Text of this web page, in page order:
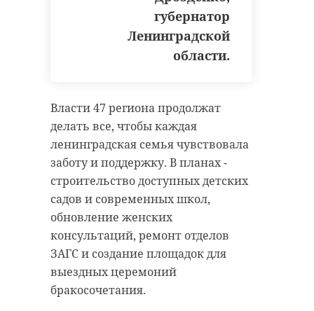
губернатор
Ленинградской
области.
Власти 47 региона продолжат
делать все, чтобы каждая
ленинградская семья чувствовала
заботу и поддержку. В планах -
строительство доступных детских
садов и современных школ,
обновление женских
консультаций, ремонт отделов
ЗАГС и создание площадок для
выездных церемоний
бракосочетания.